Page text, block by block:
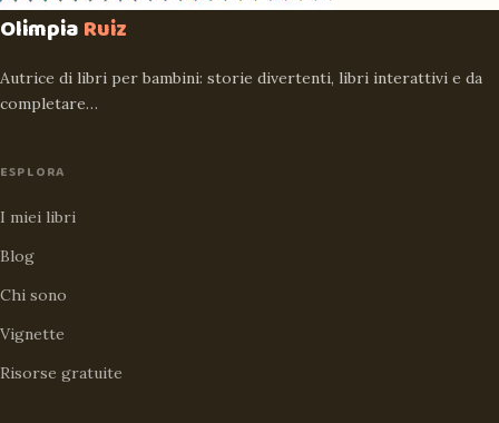
OlimpiaRuiz
Autrice di libri per bambini: storie divertenti, libri interattivi e da
completare…
ESPLORA
I miei libri
Blog
Chi sono
Vignette
Risorse gratuite